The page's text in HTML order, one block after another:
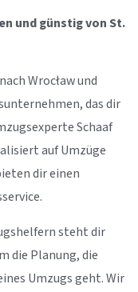
und günstig von St.
Wrocław und
das dir
Schaaf
auf Umzüge
dir einen
steht dir
die Planung, die
Umzugs geht. Wir